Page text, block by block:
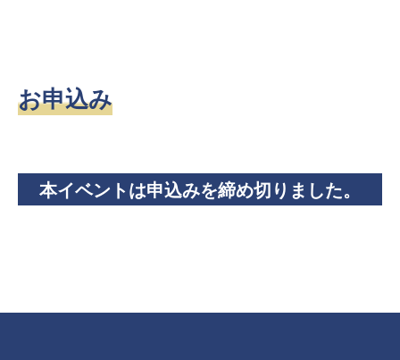
お申込み
本イベントは申込みを締め切りました。